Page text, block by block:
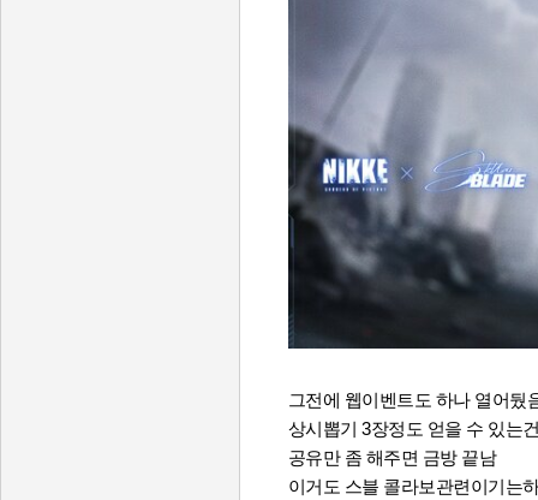
그전에 웹이벤트도 하나 열어뒀
상시뽑기 3장정도 얻을 수 있는
공유만 좀 해주면 금방 끝남
이거도 스블 콜라보관련이기는